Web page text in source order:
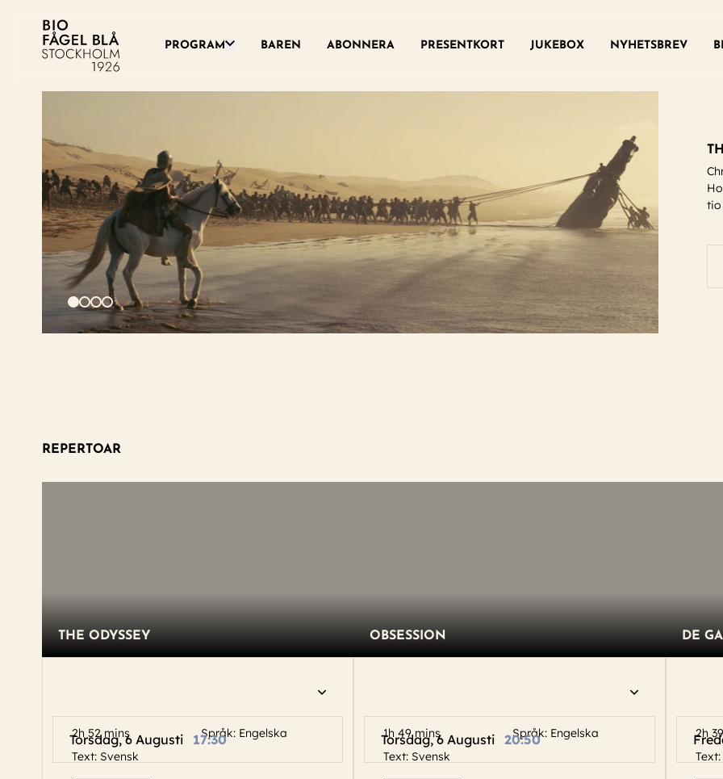
PROGRAM Växla denna rullgardinsmeny
BAREN ABONNERA PRESENTKORT JUKEBOX NYHETSBREV
tio
REPERTOAR
THE ODYSSEY
Torsdag, 6 Augusti 17:30
2h 52 mins
Språk: Engelska
Text: Svensk
OBSESSION
Torsdag, 6 Augusti 20:50
1h 49 mins
Språk: Engelska
Text: Svensk
DE
2h